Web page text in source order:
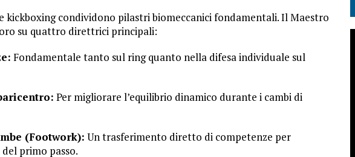
kickboxing condividono pilastri biomeccanici fondamentali. Il Maestro
su quattro direttrici principali:
Fondamentale tanto sul ring quanto nella difesa individuale sul
Per migliorare l’equilibrio dinamico durante i cambi di
(Footwork): Un trasferimento diretto di competenze per
primo passo.